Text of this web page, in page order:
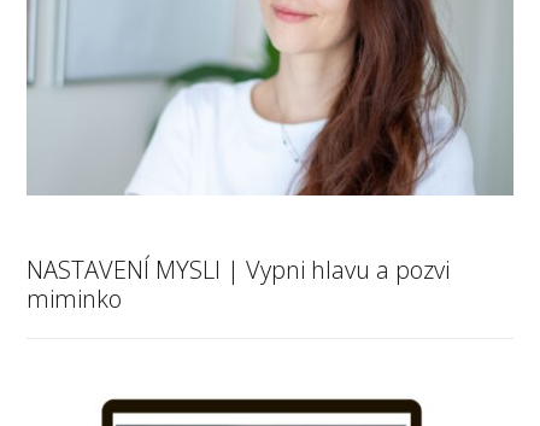
NASTAVENÍ MYSLI | Vypni hlavu a pozvi
miminko